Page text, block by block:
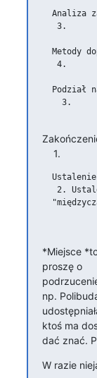
Analiza
   3.
Metody
   4.
Podział
    3.
    1.
2.
*Miejsce
proszę o
np.
ktoś ma
dać znać.
W razie